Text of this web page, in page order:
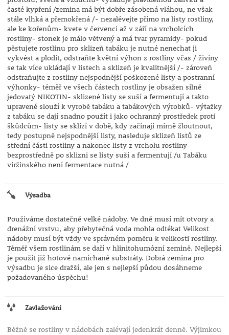
časté kypření /zemina má být dobře zásobená vláhou, ne však
stále vlhká a přemokřená /- nezalévejte přímo na listy rostliny,
ale ke kořenům- kvete v červenci až v září na vrcholcích
rostliny- stonek je málo větvený a má tvar pyramidy- pokud
pěstujete rostlinu pro sklizeň tabáku je nutné nenechat ji
vykvést a plodit, odstraňte květní výhon z rostliny včas / živiny
se tak více ukládají v listech a sklizeň je kvalitnější /- zároveň
odstraňujte z rostliny nejspodnější poškozené listy a postranní
výhonky- téměř ve všech částech rostliny je obsažen silně
jedovatý NIKOTIN- sklizené listy se suší a fermentují a takto
upravené slouží k vyrobě tabáku a tabákových výrobků- výtažky
z tabáku se dají snadno použít i jako ochranný prostředek proti
škůdcům- listy se sklízí v době, kdy začínají mírně žloutnout,
tedy postupně nejspodnější listy, nasleduje sklizeň listů ze
střední části rostliny a nakonec listy z vrcholu rostliny-
bezprostředně po sklizni se listy suší a fermentují /u Tabáku
viržinského není fermentace nutná /
Výsadba
Používáme dostatečně velké nádoby. Ve dně musí mít otvory a
drenážní vrstvu, aby přebytečná voda mohla odtékat Velikost
nádoby musí být vždy ve správném poměru k velikosti rostliny.
Téměř všem rostlinám se daří v hlinitohumózní zemině. Nejlepší
je použít již hotové namíchané substráty. Dobrá zemina pro
výsadbu je sice dražší, ale jen s nejlepší půdou dosáhneme
požadovaného úspěchu!
Zavlažování
Běžně se rostliny v nádobách zalévají jedenkrát denně. Výjimkou